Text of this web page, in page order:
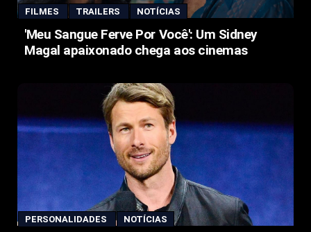
FILMES TRAILERS NOTÍCIAS
'Meu Sangue Ferve Por Você': Um Sidney
Magal apaixonado chega aos cinemas
PERSONALIDADES NOTÍCIAS